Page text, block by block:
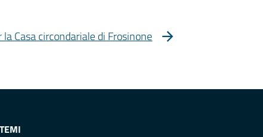
Casa circondariale di Frosinone
TEMI